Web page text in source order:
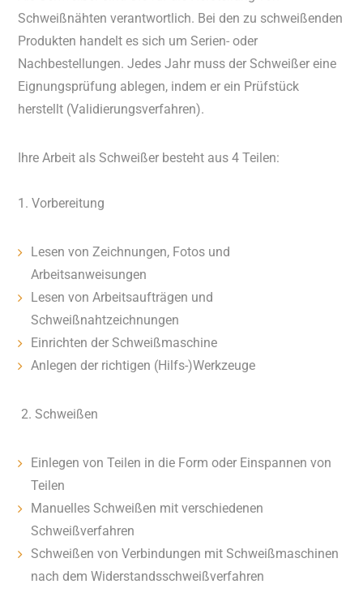
Schweißnähten verantwortlich. Bei den zu schweißenden
Produkten handelt es sich um Serien- oder
Nachbestellungen. Jedes Jahr muss der Schweißer eine
Eignungsprüfung ablegen, indem er ein Prüfstück
herstellt (Validierungsverfahren).
Ihre Arbeit als Schweißer besteht aus 4 Teilen:
1. Vorbereitung
Lesen von Zeichnungen, Fotos und
Arbeitsanweisungen
Lesen von Arbeitsaufträgen und
Schweißnahtzeichnungen
Einrichten der Schweißmaschine
Anlegen der richtigen (Hilfs-)Werkzeuge
2. Schweißen
Einlegen von Teilen in die Form oder Einspannen von
Teilen
Manuelles Schweißen mit verschiedenen
Schweißverfahren
Schweißen von Verbindungen mit Schweißmaschinen
nach dem Widerstandsschweißverfahren